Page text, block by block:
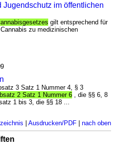
Jugendschutz im öffentlichen
gilt entsprechend für
zu medizinischen
3 Satz 1 Nummer 4, § 3
2 Satz 1 Nummer 6 , die §§ 6, 8
1 bis 3, die §§ 18 ...
| Ausdrucken/PDF| nach oben